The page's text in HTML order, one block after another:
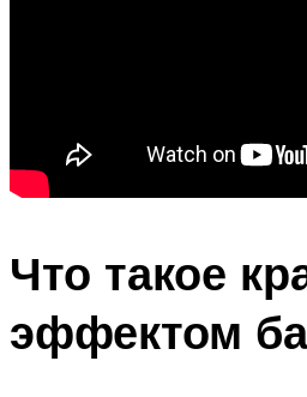
Что такое
эффектом